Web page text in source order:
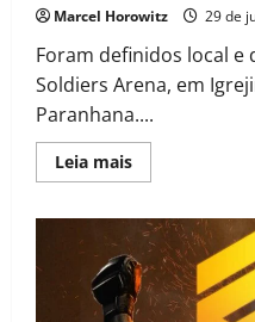
Marcel Horowitz 29 de
Foram definidos local
Soldiers Arena, em
Paranhana....
Leia mais